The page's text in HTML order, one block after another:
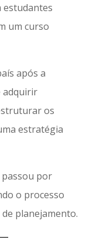
um curso
após a
adquirir
os
estratégia
por
o processo
planejamento.